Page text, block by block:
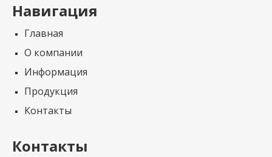
Навигация
Главная
О компании
Информация
Продукция
Контакты
Контакты